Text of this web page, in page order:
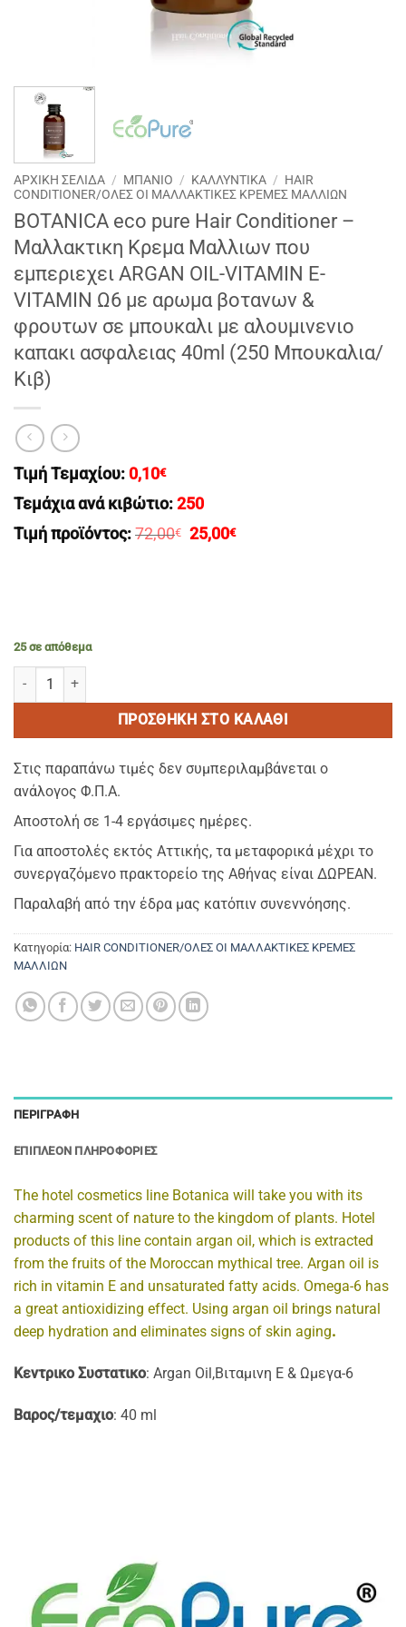
ΑΡΧΙΚΉ ΣΕΛΊΔΑ / ΜΠΑΝΙΟ / ΚΑΛΛΥΝΤΙΚΑ / HAIR
CONDITIONER/ΟΛΕΣ ΟΙ ΜΑΛΛΑΚΤΙΚΕΣ ΚΡΕΜΕΣ ΜΑΛΛΙΩΝ
BOTANICA eco pure Hair Conditioner –
Mαλλακτικη Κρεμα Μαλλιων που
εμπεριεχει ΑRGAN OIL-VITAMIN E-
VITAMIN Ω6 με αρωμα βοτανων &
φρουτων σε μπουκαλι με αλουμινενιο
καπακι ασφαλειας 40ml (250 Μπουκαλια/
Κιβ)
Τιμή Τεμαχίου: 0,10€
Τεμάχια ανά κιβώτιο: 250
Τιμή προϊόντος: 72,00€ Original
25,00€Η
25 σε απόθεμα
BOTANICA eco pure Hair Conditioner – Mαλλακτικη Κρεμα
ΠΡΟΣΘΉΚΗ ΣΤΟ ΚΑΛΆΘΙ
Στις παραπάνω τιμές δεν συμπεριλαμβάνεται ο
ανάλογος Φ.Π.Α.
Αποστολή σε 1-4 εργάσιμες ημέρες.
Για αποστολές εκτός Αττικής, τα μεταφορικά μέχρι το
συνεργαζόμενο πρακτορείο της Αθήνας είναι ΔΩΡΕΑΝ.
Παραλαβή από την έδρα μας κατόπιν συνεννόησης.
Κατηγορία: HAIR CONDITIONER/ΟΛΕΣ ΟΙ ΜΑΛΛΑΚΤΙΚΕΣ ΚΡΕΜΕΣ
ΜΑΛΛΙΩΝ
ΠΕΡΙΓΡΑΦΉ
ΕΠΙΠΛΈΟΝ ΠΛΗΡΟΦΟΡΊΕΣ
The hotel cosmetics line Botanica will take you with its
charming scent of nature to the kingdom of plants. Hotel
products of this line contain argan oil, which is extracted
from the fruits of the Moroccan mythical tree. Argan oil is
rich in vitamin E and unsaturated fatty acids. Omega-6 has
a great antioxidizing effect. Using argan oil brings natural
deep hydration and eliminates signs of skin aging.
Κεντρικο Συστατικο: Argan Oil,Βιταμινη Ε & Ωμεγα-6
Βαρος/τεμαχιο: 40 ml